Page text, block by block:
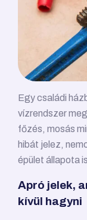
Egy családi
vízrendszer
főzés, mosás
hibát jelez,
épület állapota
Apró jelek,
kívül hagyni